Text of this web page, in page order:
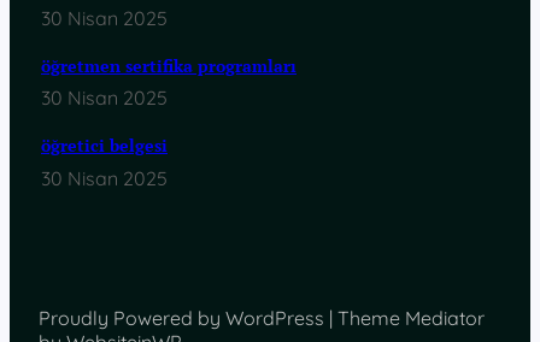
30 Nisan 2025
öğretmen sertifika programları
30 Nisan 2025
öğretici belgesi
30 Nisan 2025
Proudly Powered by WordPress | Theme Mediator